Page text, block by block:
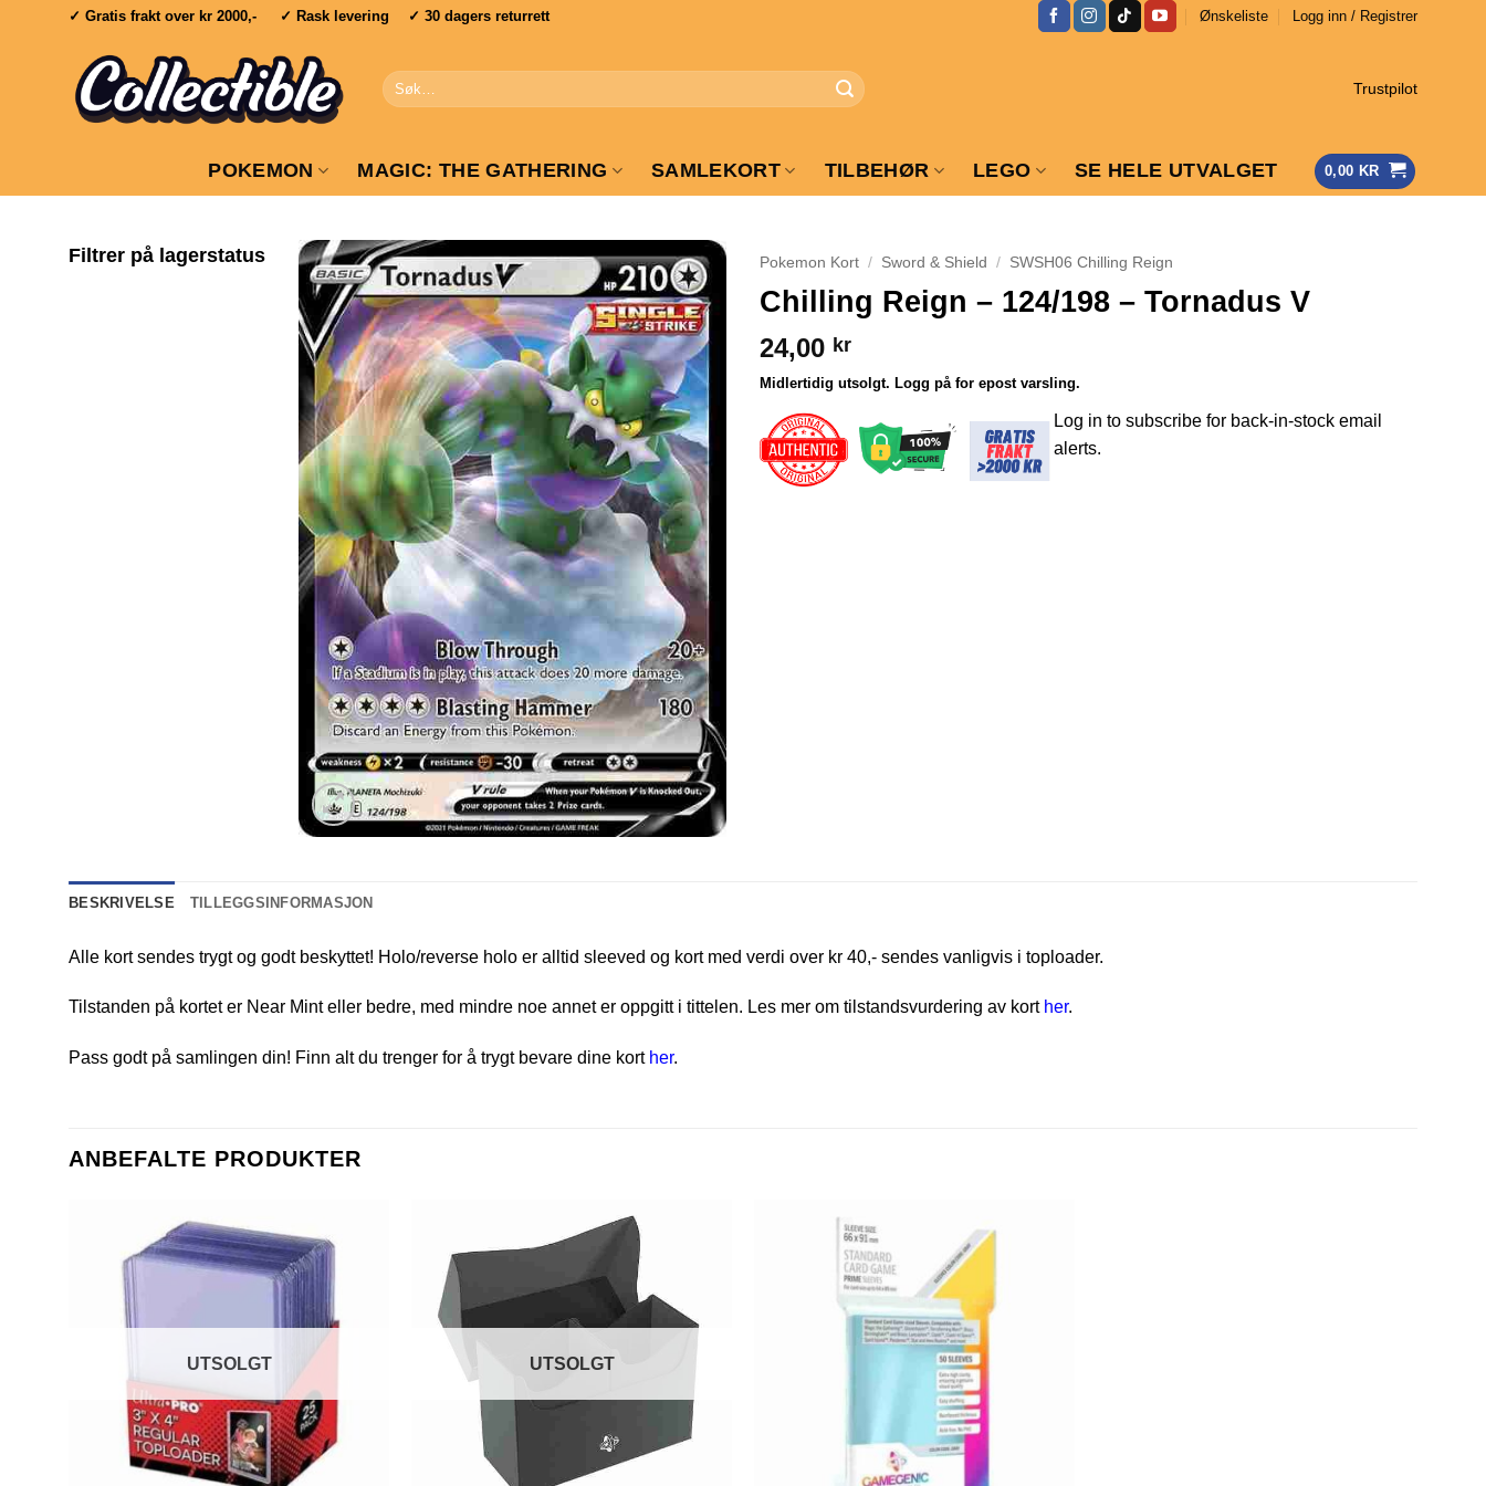
✓ Gratis frakt over kr 2000,- ✓ Rask levering ✓ 30 dagers returrett Ønskeliste Logg inn / Registrer
Søk
etter:
Trustpilot
POKEMON MAGIC: THE GATHERING SAMLEKORT TILBEHØR LEGO SE HELE UTVALGET 0,00 KR
Filtrer på lagerstatus Pokemon Kort / Sword & Shield / SWSH06 Chilling Reign
Chilling Reign – 124/198 – Tornadus V
24,00 kr
Midlertidig utsolgt. Logg på for epost varsling.
Log in to subscribe for back-in-stock email
alerts.
BESKRIVELSE TILLEGGSINFORMASJON
Alle kort sendes trygt og godt beskyttet! Holo/reverse holo er alltid sleeved og kort med verdi over kr 40,- sendes vanligvis i toploader.
Tilstanden på kortet er Near Mint eller bedre, med mindre noe annet er oppgitt i tittelen. Les mer om tilstandsvurdering av kort her.
Pass godt på samlingen din! Finn alt du trenger for å trygt bevare dine kort her.
ANBEFALTE PRODUKTER
UTSOLGT UTSOLGT